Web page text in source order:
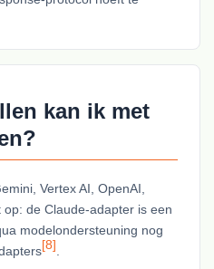
kan ik met
Vertex AI, OpenAI,
op: de Claude-adapter is een
modelondersteuning nog
[8]